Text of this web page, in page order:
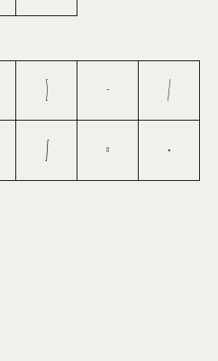
∑ − ∕
∫ ≈ ≠